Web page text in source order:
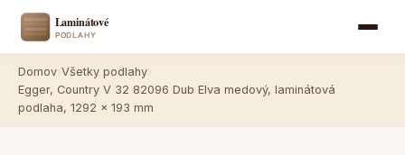
Domov Všetky podlahy
Egger, Country V 32 82096 Dub Elva medový, laminátová
podlaha, 1292 x 193 mm